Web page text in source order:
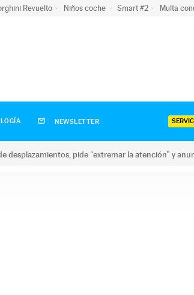
Revuelto Niños coche Smart #2 Multa
NEWSLETTER
desplazamientos, pide “extremar la atención” y